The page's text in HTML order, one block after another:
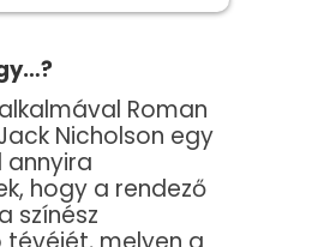
Roman
Nicholson egy
hogy a rendező
színész